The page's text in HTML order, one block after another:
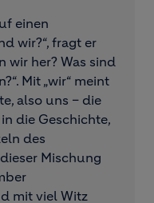
einen
wir?“, fragt er
wir her? Was sind
Mit „wir“ meint
also uns – die
die Geschichte,
des
Mischung
mit viel Witz